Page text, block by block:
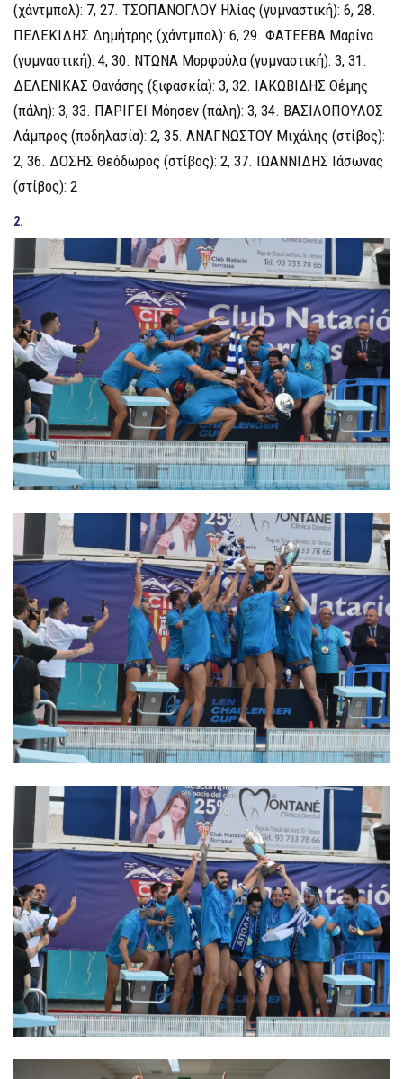
(χάντμπολ): 7, 27. ΤΣΟΠΑΝΟΓΛΟΥ Ηλίας (γυμναστική): 6, 28.
ΠΕΛΕΚΙΔΗΣ Δημήτρης (χάντμπολ): 6, 29. ΦΑΤΕΕΒΑ Μαρίνα
(γυμναστική): 4, 30. ΝΤΩΝΑ Μορφούλα (γυμναστική): 3, 31.
ΔΕΛΕΝΙΚΑΣ Θανάσης (ξιφασκία): 3, 32. ΙΑΚΩΒΙΔΗΣ Θέμης
(πάλη): 3, 33. ΠΑΡΙΓΕΙ Μόησεν (πάλη): 3, 34. ΒΑΣΙΛΟΠΟΥΛΟΣ
Λάμπρος (ποδηλασία): 2, 35. ΑΝΑΓΝΩΣΤΟΥ Μιχάλης (στίβος):
2, 36. ΔΟΣΗΣ Θεόδωρος (στίβος): 2, 37. ΙΩΑΝΝΙΔΗΣ Ιάσωνας
(στίβος): 2